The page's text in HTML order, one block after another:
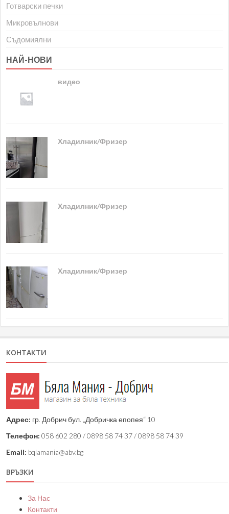
Готварски печки
Микровълнови
Съдомиялни
НАЙ-НОВИ
видео
Хладилник/Фризер
Хладилник/Фризер
Хладилник/Фризер
КОНТАКТИ
Адрес: гр. Добрич бул. „Добричка епопея“ 10
Телефон: 058 602 280 / 0898 58 74 37 / 0898 58 74 39
Email: bqlamania@abv.bg
ВРЪЗКИ
За Нас
Контакти